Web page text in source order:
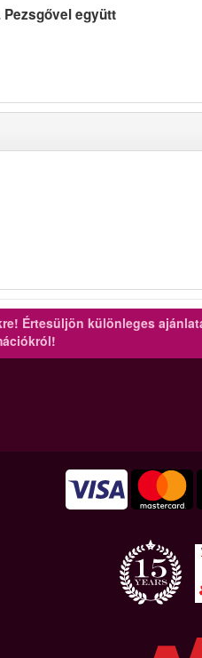
együtt
Értesüljön különleges